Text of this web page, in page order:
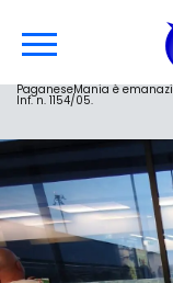
PaganeseMania è
Inf. n. 1154/05.